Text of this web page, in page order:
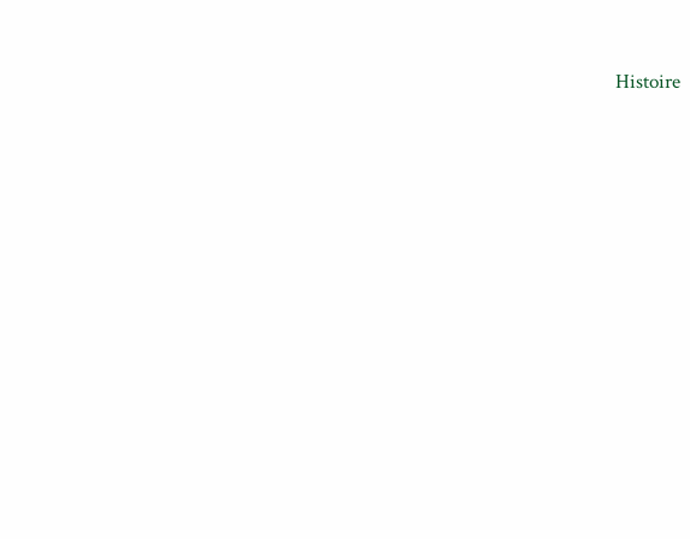
Histoire